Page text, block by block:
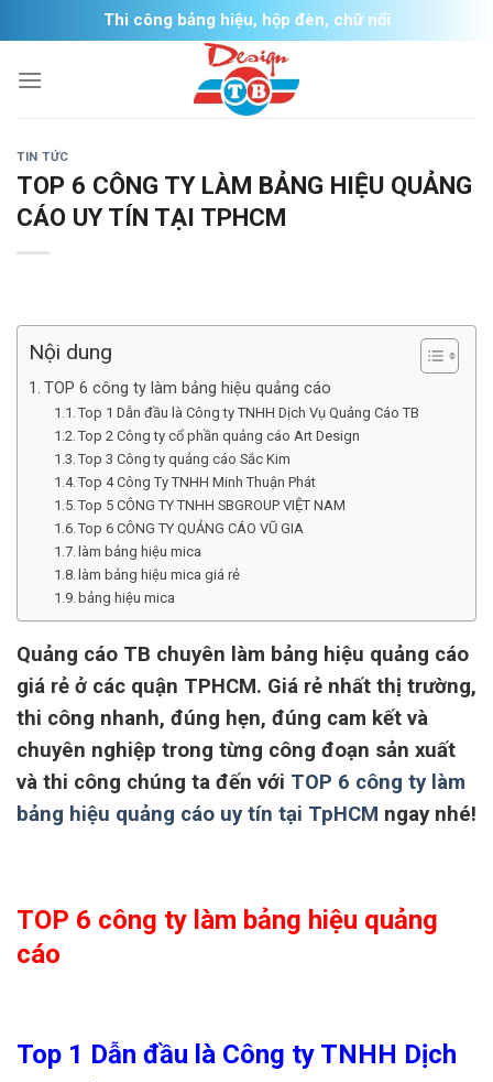
to
content
Thi công bảng hiệu, hộp đèn, chữ nổi
TIN TỨC
TOP 6 CÔNG TY LÀM BẢNG HIỆU QUẢNG
CÁO UY TÍN TẠI TPHCM
Nội dung
TOP 6 công ty làm bảng hiệu quảng cáo
Top 1 Dẫn đầu là Công ty TNHH Dịch Vụ Quảng Cáo TB
Top 2 Công ty cổ phần quảng cáo Art Design
Top 3 Công ty quảng cáo Sắc Kim
Top 4 Công Ty TNHH Minh Thuận Phát
Top 5 CÔNG TY TNHH SBGROUP VIỆT NAM
Top 6 CÔNG TY QUẢNG CÁO VŨ GIA
làm bảng hiệu mica
làm bảng hiệu mica giá rẻ
bảng hiệu mica
Quảng cáo TB chuyên làm bảng hiệu quảng cáo
giá rẻ ở các quận TPHCM. Giá rẻ nhất thị trường,
thi công nhanh, đúng hẹn, đúng cam kết và
chuyên nghiệp trong từng công đoạn sản xuất
và thi công chúng ta đến với TOP 6 công ty làm
bảng hiệu quảng cáo uy tín tại TpHCM ngay nhé!
TOP 6 công ty làm bảng hiệu quảng
cáo
Top 1 Dẫn đầu là Công ty TNHH Dịch